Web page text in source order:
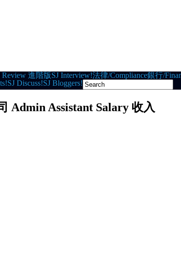
Review 進階版SJ Interview!法律/Compliance銀行/
SJ Discuss!SJ Bloggers!
Admin Assistant Salary 收入